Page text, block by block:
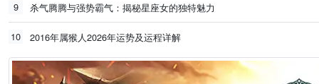
9 杀气腾腾与强势霸气：揭秘星座女的独特魅力
10 2016年属猴人2026年运势及运程详解